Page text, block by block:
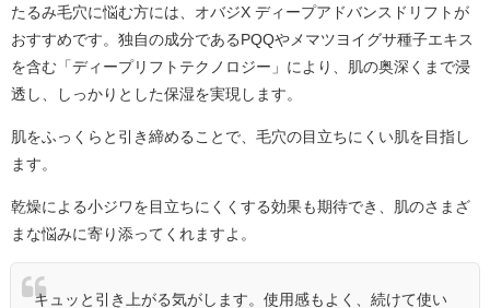
たるみ毛穴に悩む方には、オバジX ディープアドバンスドリフトが
おすすめです。独自の成分であるPQQやメマツヨイグサ種子エキス
を含む「ディープリフトテクノロジー」により、肌の奥深くまで浸
透し、しっかりとした保湿を実現します。
肌をふっくらと引き締めることで、毛穴の目立ちにくい肌を目指し
ます。
乾燥による小ジワを目立ちにくくする効果も期待でき、肌のさまざ
まな悩みに寄り添ってくれますよ。
キュッと引き上がる気がします。使用感もよく、続けて使い